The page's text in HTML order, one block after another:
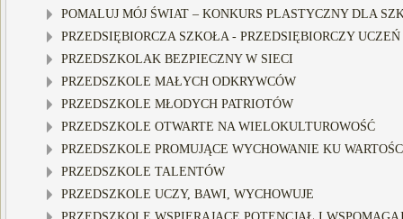
POMALUJ MÓJ ŚWIAT – KONKURS PLASTYCZNY DLA
PRZEDSIĘBIORCZA SZKOŁA - PRZEDSIĘBIORCZY UCZEŃ
PRZEDSZKOLAK BEZPIECZNY W SIECI
PRZEDSZKOLE MAŁYCH ODKRYWCÓW
PRZEDSZKOLE MŁODYCH PATRIOTÓW
PRZEDSZKOLE OTWARTE NA WIELOKULTUROWOŚĆ
PRZEDSZKOLE PROMUJĄCE WYCHOWANIE KU
PRZEDSZKOLE TALENTÓW
PRZEDSZKOLE UCZY, BAWI, WYCHOWUJE